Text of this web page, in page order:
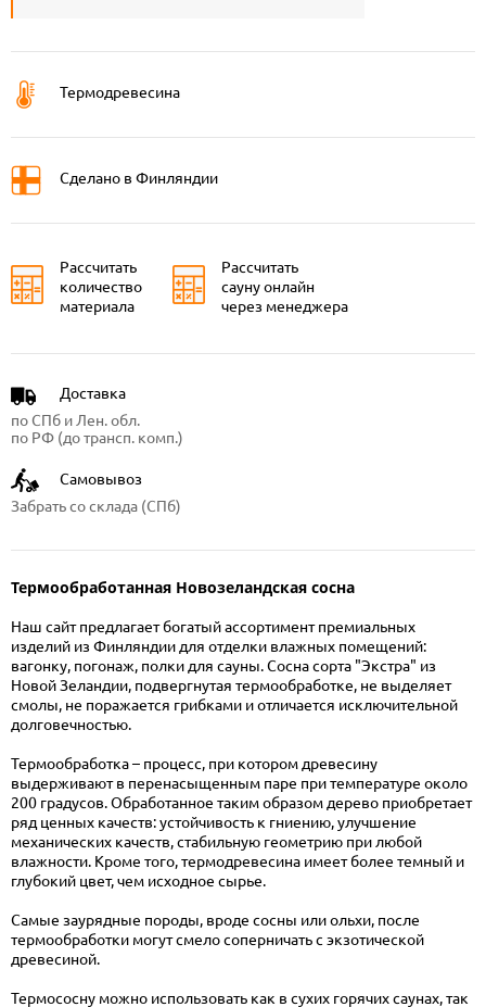
Термодревесина
Сделано в Финляндии
Рассчитать
количество
материала
Рассчитать
сауну онлайн
через менеджера
Доставка
по СПб и Лен. обл.
по РФ (до трансп. комп.)
Самовывоз
Забрать со склада (СПб)
Термообработанная Новозеландская сосна
Наш сайт предлагает богатый ассортимент премиальных
изделий из Финляндии для отделки влажных помещений:
вагонку, погонаж, полки для сауны. Сосна сорта "Экстра" из
Новой Зеландии, подвергнутая термообработке, не выделяет
смолы, не поражается грибками и отличается исключительной
долговечностью.
Термообработка – процесс, при котором древесину
выдерживают в перенасыщенным паре при температуре около
200 градусов. Обработанное таким образом дерево приобретает
ряд ценных качеств: устойчивость к гниению, улучшение
механических качеств, стабильную геометрию при любой
влажности. Кроме того, термодревесина имеет более темный и
глубокий цвет, чем исходное сырье.
Самые заурядные породы, вроде сосны или ольхи, после
термообработки могут смело соперничать с экзотической
древесиной.
Термососну можно использовать как в сухих горячих саунах, так